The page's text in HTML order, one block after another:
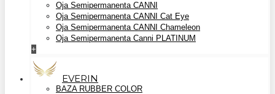
Oja Semipermanenta CANNI
Oja Semipermanenta CANNI Cat Eye
Oja Semipermanenta CANNI Chameleon
Oja Semipermanenta Canni PLATINUM
+
EVERIN
BAZA RUBBER COLOR